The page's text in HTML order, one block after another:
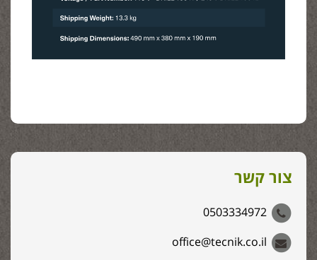
צור קשר
0503334972
office@tecnik.co.il